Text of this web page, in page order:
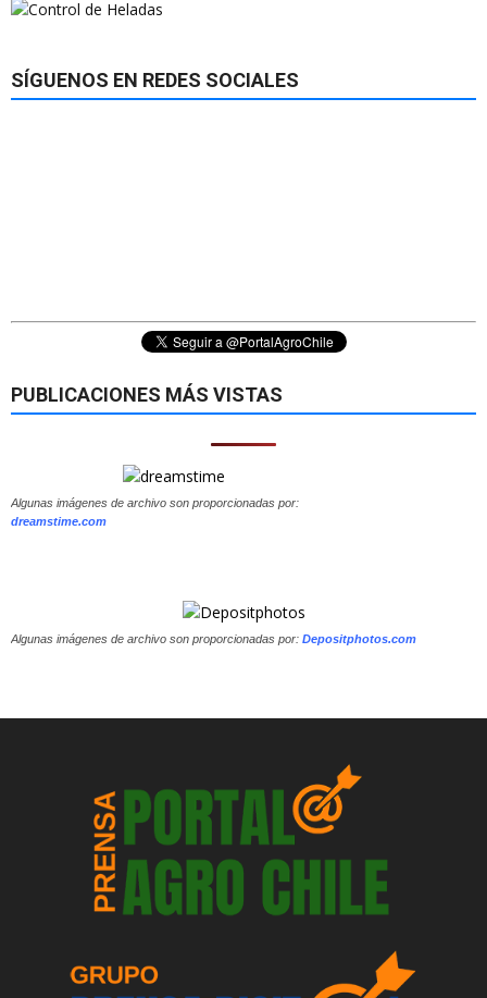
SÍGUENOS EN REDES SOCIALES
PUBLICACIONES MÁS VISTAS
Algunas imágenes de archivo son proporcionadas por:
dreamstime.com
Algunas imágenes de archivo son proporcionadas por: Depositphotos.com